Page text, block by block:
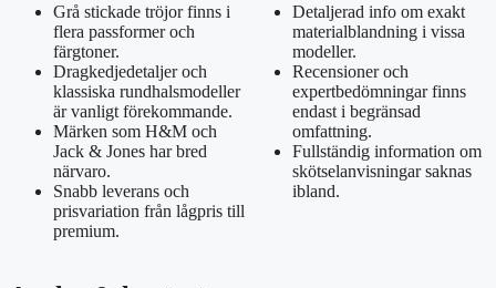
Grå stickade tröjor finns i
flera passformer och
färgtoner.
Dragkedjedetaljer och
klassiska rundhalsmodeller
är vanligt förekommande.
Märken som H&M och
Jack & Jones har bred
närvaro.
Snabb leverans och
prisvariation från lågpris till
premium.
Detaljerad info om exakt
materialblandning i vissa
modeller.
Recensioner och
expertbedömningar finns
endast i begränsad
omfattning.
Fullständig information om
skötselanvisningar saknas
ibland.